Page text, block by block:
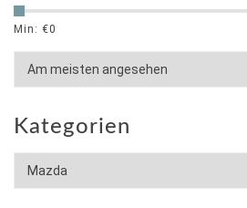
Min: €0
Kategorien